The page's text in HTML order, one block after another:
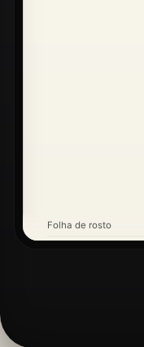
Folha de rosto